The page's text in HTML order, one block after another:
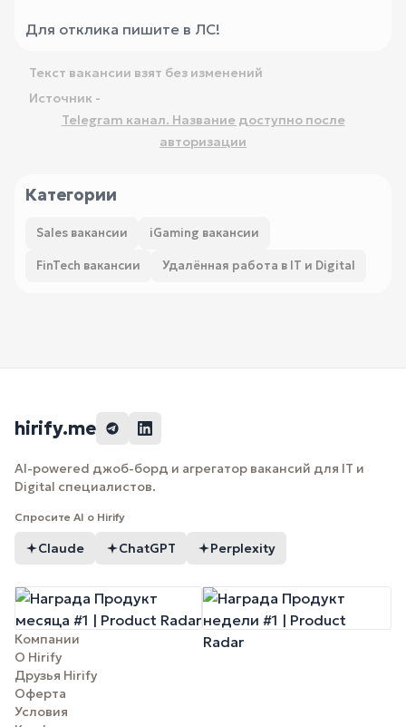
Для отклика пишите в ЛС!
Текст вакансии взят без изменений
Источник -
Telegram канал. Название доступно после
авторизации
Категории
Sales вакансии iGaming вакансии
FinTech вакансии Удалённая работа в IT и Digital
hirify.me
AI-powered джоб-борд и агрегатор вакансий для IT и
Digital специалистов.
Спросите AI о Hirify
Claude ChatGPT Perplexity
Компании
О Hirify
Друзья Hirify
Оферта
Условия